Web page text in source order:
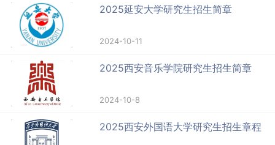
2025延安大学研究生招生简章
2024-10-11
2025西安音乐学院研究生招生简章
2024-10-8
2025西安外国语大学研究生招生章程